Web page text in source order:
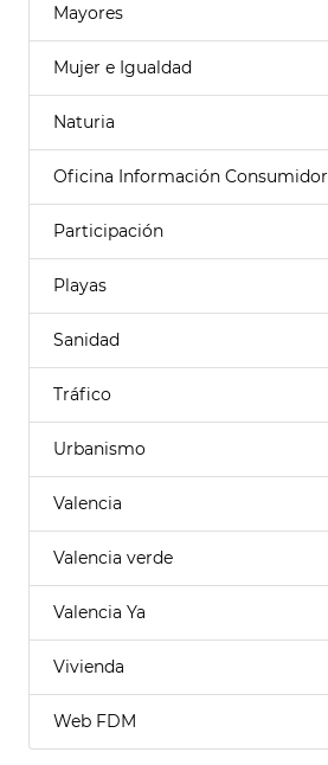
Mayores
Mujer e Igualdad
Naturia
Oficina Información Consumidor
Participación
Playas
Sanidad
Tráfico
Urbanismo
Valencia
Valencia verde
Valencia Ya
Vivienda
Web FDM